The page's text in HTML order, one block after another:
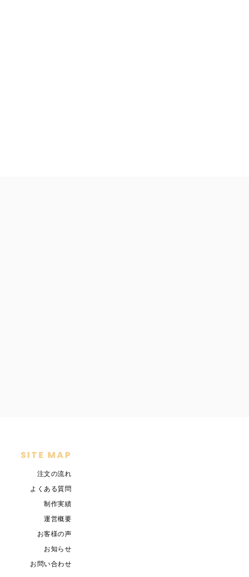
SITE MAP
注文の流れ
よくある質問
制作実績
運営概要
お客様の声
お知らせ
お問い合わせ